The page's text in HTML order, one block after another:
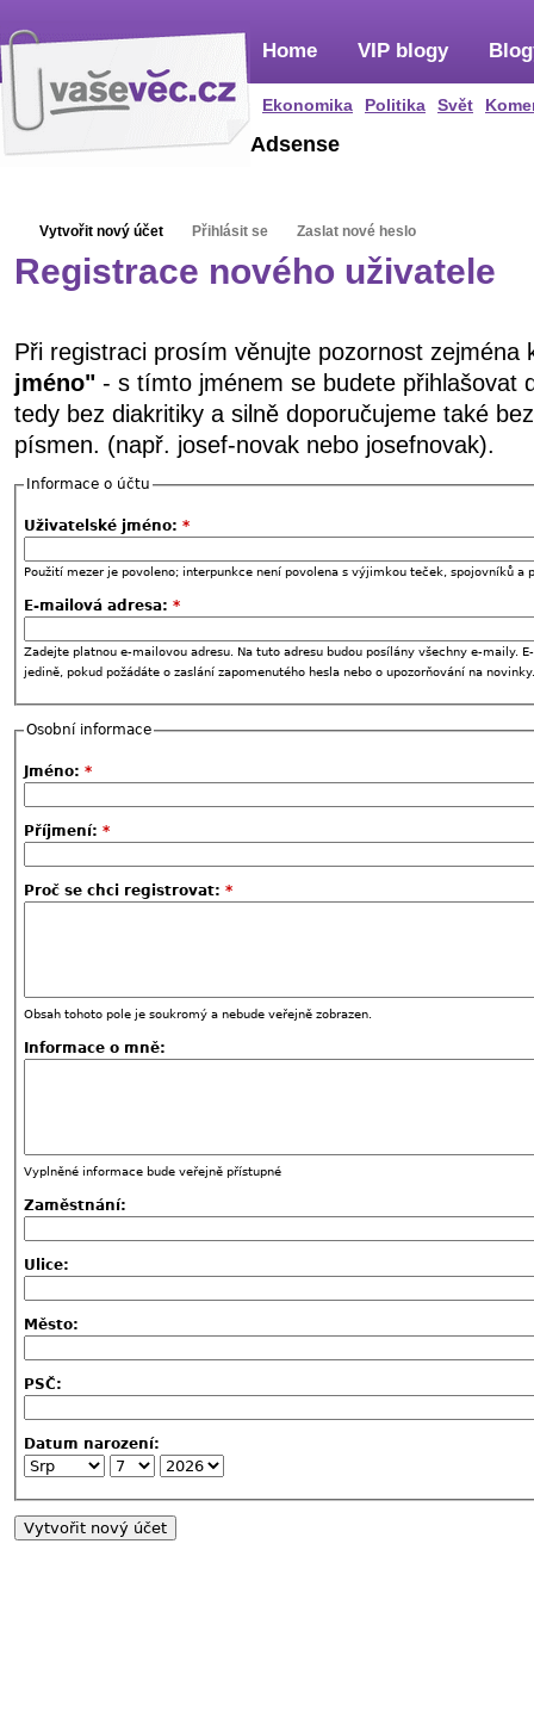
Home
Ekonomika Politika Svět
VIP blogy
Adsense
Vytvořit nový účet Přihlásit se Zaslat nové heslo
Registrace nového uživatele
Při registraci prosím věnujte pozornost zejména
jméno" - s tímto jménem se budete přihlašovat
tedy bez diakritiky a silně doporučujeme také
písmen. (např. josef-novak nebo josefnovak).
Informace o účtu
Uživatelské jméno: *
Použití mezer je povoleno; interpunkce není povolena s výjimkou teček, spojovníků a
E-mailová adresa: *
Zadejte platnou e-mailovou adresu. Na tuto adresu budou posílány všechny e-maily.
jedině, pokud požádáte o zaslání zapomenutého hesla nebo o upozorňování na novinky.
Osobní informace
Jméno: *
Příjmení: *
Proč se chci registrovat: *
Obsah tohoto pole je soukromý a nebude veřejně zobrazen.
Informace o mně:
Vyplněné informace bude veřejně přístupné
Zaměstnání:
Ulice:
Město:
PSČ:
Datum narození: